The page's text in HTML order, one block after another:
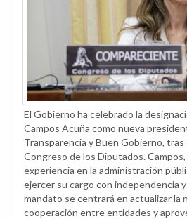
El Gobierno ha celebrado la
Campos Acuña como nueva
Transparencia y Buen Gobierno,
Congreso de los Diputados.
experiencia en la administración
ejercer su cargo con independencia
mandato se centrará en actualizar la
cooperación entre entidades y